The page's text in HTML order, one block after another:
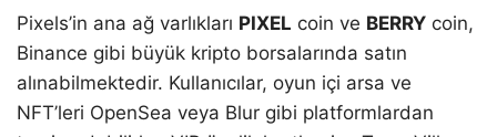
Pixels’in ana ağ varlıkları PIXEL coin ve BERRY coin,
Binance gibi büyük kripto borsalarında satın
alınabilmektedir. Kullanıcılar, oyun içi arsa ve
NFT’leri OpenSea veya Blur gibi platformlardan